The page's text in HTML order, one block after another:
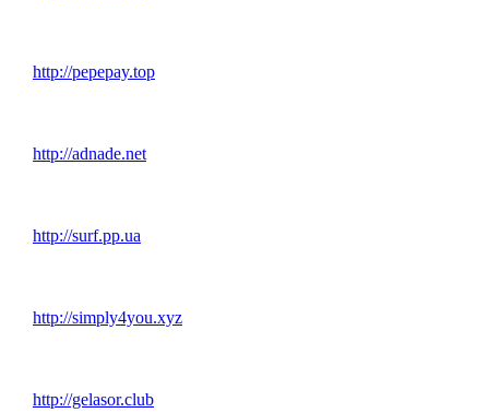
http://pepepay.top
http://adnade.net
http://surf.pp.ua
http://simply4you.xyz
http://gelasor.club